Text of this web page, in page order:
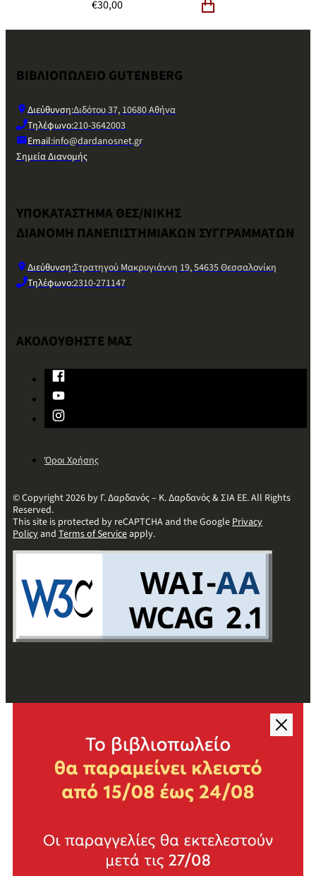
€30,00
ΒΙΒΛΙΟΠΩΛΕΙΟ GUTENBERG
Διεύθυνση:Διδότου 37, 10680 Αθήνα
Τηλέφωνο:210-3642003
Email:info@dardanosnet.gr
Σημεία Διανομής
ΥΠΟΚΑΤΑΣΤΗΜΑ ΘΕΣ/ΝΙΚΗΣ
ΔΙΑΝΟΜΗ ΠΑΝΕΠΙΣΤΗΜΙΑΚΩΝ ΣΥΓΓΡΑΜΜΑΤΩΝ
Διεύθυνση:Στρατηγού Μακρυγιάννη 19, 54635 Θεσσαλονίκη
Τηλέφωνο:2310-271147
ΑΚΟΛΟΥΘΗΣΤΕ ΜΑΣ
Όροι Χρήσης
© Copyright 2026 by Γ. Δαρδανός – Κ. Δαρδανός & ΣΙΑ ΕΕ. All Rights
Reserved.
This site is protected by reCAPTCHA and the GooglePrivacy
Policyand Terms of Serviceapply.